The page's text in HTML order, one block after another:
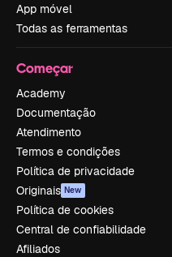
App móvel
Todas as ferramentas
Começar
Academy
Documentação
Atendimento
Termos e condições
Política de privacidade
Originais New
Política de cookies
Central de confiabilidade
Afiliados